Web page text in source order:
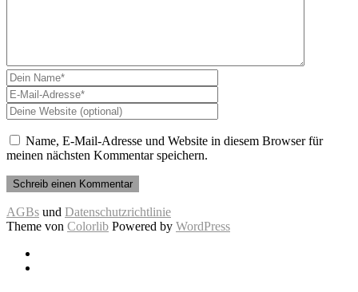
Name, E-Mail-Adresse und Website in diesem Browser für
meinen nächsten Kommentar speichern.
AGBs und Datenschutzrichtlinie
Theme von Colorlib Powered by WordPress